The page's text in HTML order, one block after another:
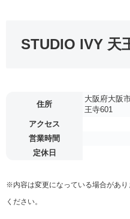
STUDIO IVY 天
住所
大阪府大阪
王寺601
アクセス
営業時間
定休日
※内容は変更になっている場合があ
ください。